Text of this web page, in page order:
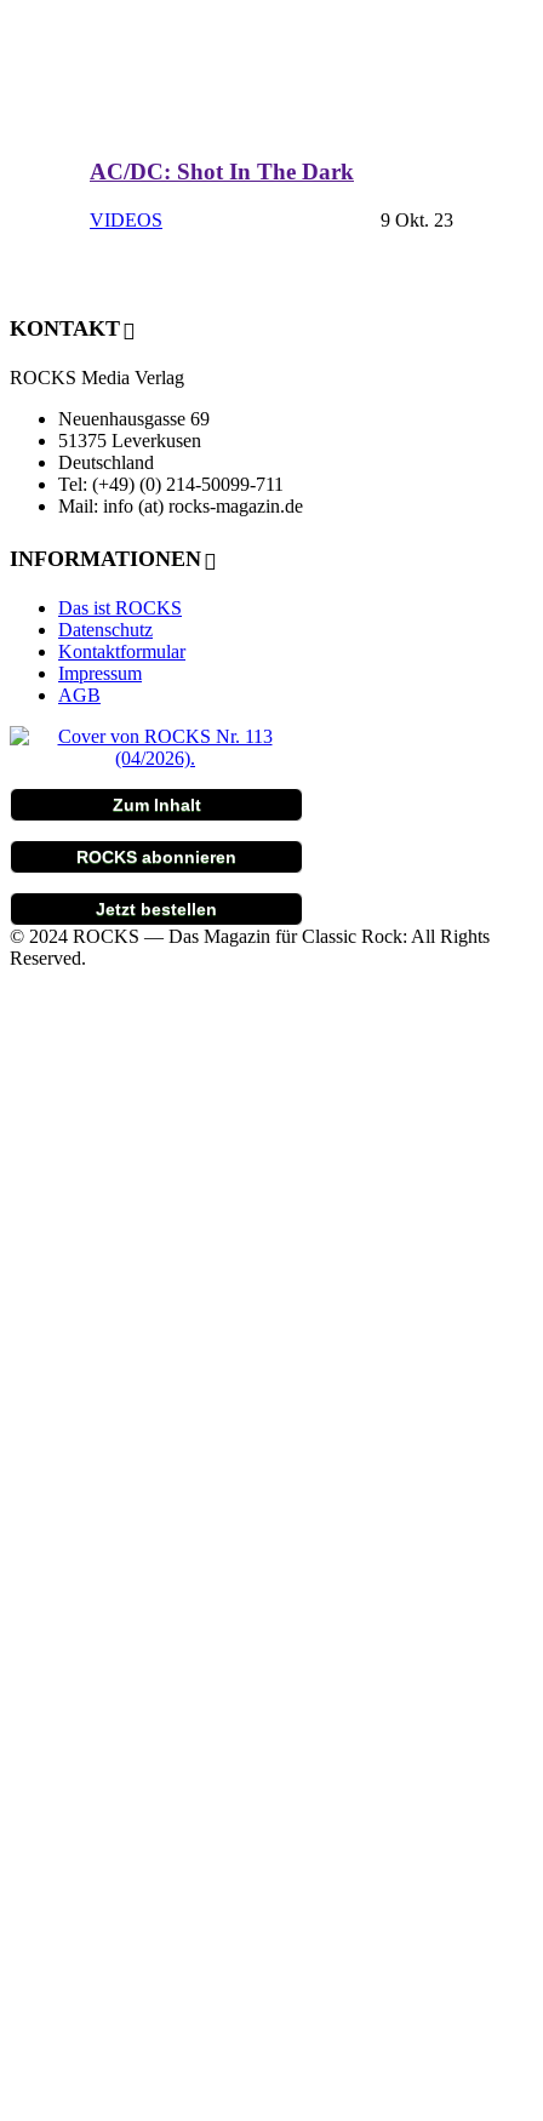
AC/DC: Shot In The Dark
VIDEOS 9 Okt. 23
KONTAKT
ROCKS Media Verlag
Neuenhausgasse 69
51375 Leverkusen
Deutschland
Tel: (+49) (0) 214-50099-711
Mail: info (at) rocks-magazin.de
INFORMATIONEN
Das ist ROCKS
Datenschutz
Kontaktformular
Impressum
AGB
Zum Inhalt
ROCKS abonnieren
Jetzt bestellen
© 2024 ROCKS — Das Magazin für Classic Rock: All Rights
Reserved.